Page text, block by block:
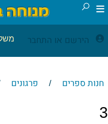
הירשם או התחבר
חנות ספרים / פרגונים
3